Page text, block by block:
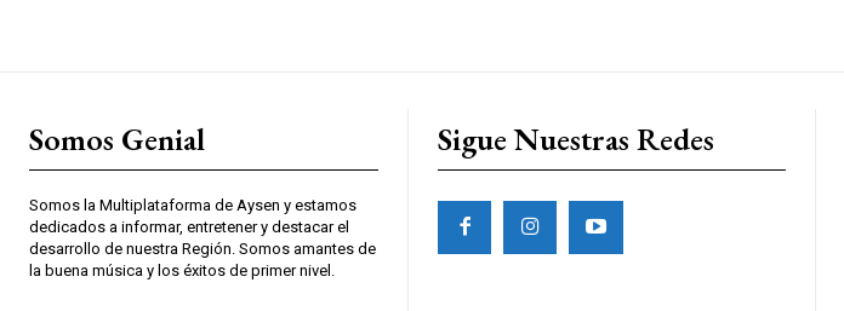
Somos Genial
Somos la Multiplataforma de Aysen y estamos
dedicados a informar, entretener y destacar el
desarrollo de nuestra Región. Somos amantes de
la buena música y los éxitos de primer nivel.
Sigue Nuestras Redes